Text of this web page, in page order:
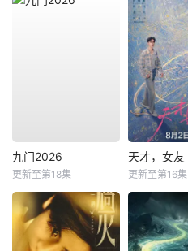
九门2026
更新至第18集
天才，女友
更新至第16集